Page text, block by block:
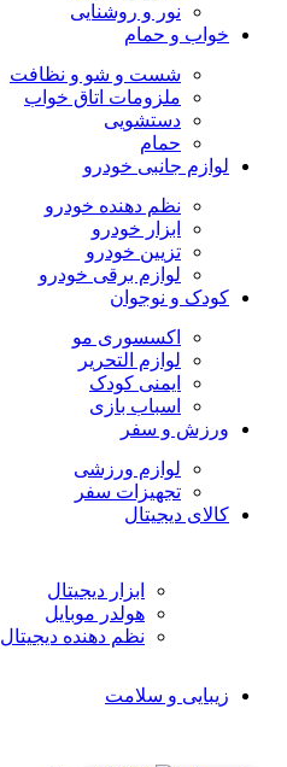
نور و روشنایی
خواب و حمام
شست و شو و نظافت
ملزومات اتاق خواب
دستشویی
حمام
لوازم جانبی خودرو
نظم دهنده خودرو
ابزار خودرو
تزیین خودرو
لوازم برقی خودرو
کودک و نوجوان
اکسسوری مو
لوازم التحریر
ایمنی کودک
اسباب بازی
ورزش و سفر
لوازم ورزشی
تجهیزات سفر
کالای دیجیتال
ابزار دیجیتال
هولدر موبایل
نظم دهنده دیجیتال
زیبایی و سلامت